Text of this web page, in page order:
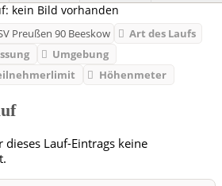
Preußen 90 Beeskow
Art des Laufs
Umgebung
Höhenmeter
Lauf-Eintrags keine